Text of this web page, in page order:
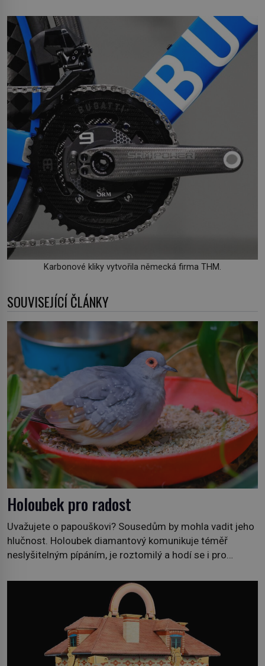
Karbonové kliky vytvořila německá firma THM.
SOUVISEJÍCÍ ČLÁNKY
Holoubek pro radost
Uvažujete o papouškovi? Sousedům by mohla vadit jeho
hlučnost. Holoubek diamantový komunikuje téměř
neslyšitelným pípáním, je roztomilý a hodí se i pro
klidného ptáčka, který většinu dne jen posedává. Hodně
času tráví na zemi, kde sbírá zbytky semínek Jeho
domovinou je prakticky celá Austrálie s výjimkou
pobřežní oblasti. […]